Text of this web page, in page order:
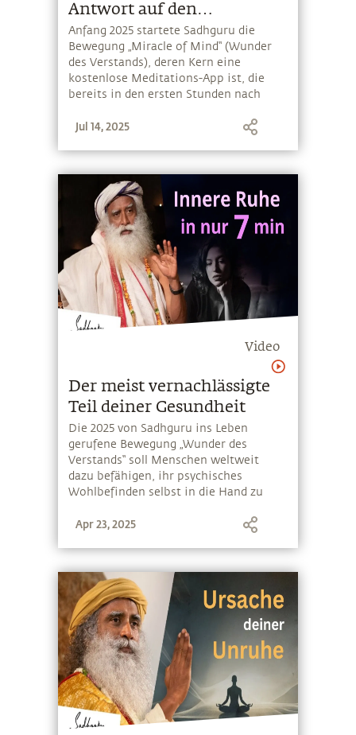
Antwort auf den
wachsenden Ruf nach
Lösungen für psychisches
Wohlbefinden
Anfang 2025 startete Sadhguru die
Bewegung „Miracle of Mind“ (Wunder
des Verstands), deren Kern eine
kostenlose Meditations-App ist, die
bereits in den ersten Stunden nach
heruntergeladen wurde. Erfahre hier
unserer Zeit, so viele Menschen wie
möglich zur Aufnahme einer
meditativen Übung zu bewegen
Jul 14, 2025
Video
Der meist vernachlässigte
Teil deiner Gesundheit
Die 2025 von Sadhguru ins Leben
gerufene Bewegung „Wunder des
Verstands“ soll Menschen weltweit
dazu befähigen, ihr psychisches
Wohlbefinden selbst in die Hand zu
Wissenschaftlern prognostizierten
App eine konkrete Antwort geben...
Apr 23, 2025